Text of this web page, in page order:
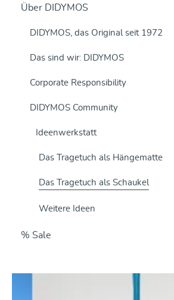
Über DIDYMOS
DIDYMOS, das Original seit 1972
Das sind wir: DIDYMOS
Corporate Responsibility
DIDYMOS Community
Ideenwerkstatt
Das Tragetuch als Hängematte
Das Tragetuch als Schaukel
Weitere Ideen
% Sale